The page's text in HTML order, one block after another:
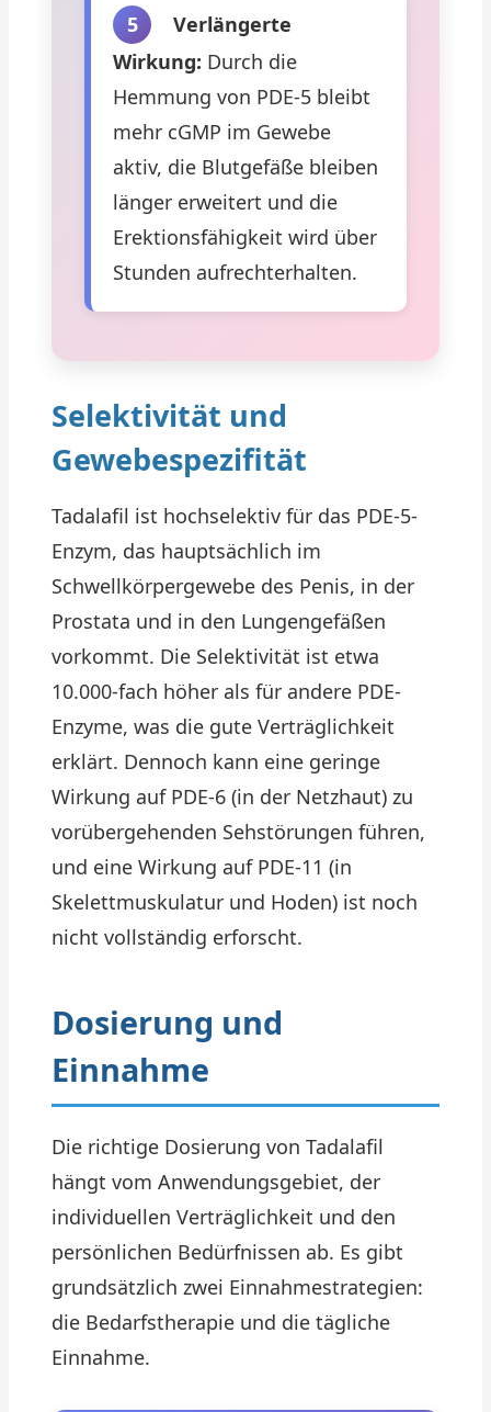
5
Verlängerte
Wirkung: Durch die
Hemmung von PDE-5 bleibt
mehr cGMP im Gewebe
aktiv, die Blutgefäße bleiben
länger erweitert und die
Erektionsfähigkeit wird über
Stunden aufrechterhalten.
Selektivität und
Gewebespezifität
Tadalafil ist hochselektiv für das PDE-5-
Enzym, das hauptsächlich im
Schwellkörpergewebe des Penis, in der
Prostata und in den Lungengefäßen
vorkommt. Die Selektivität ist etwa
10.000-fach höher als für andere PDE-
Enzyme, was die gute Verträglichkeit
erklärt. Dennoch kann eine geringe
Wirkung auf PDE-6 (in der Netzhaut) zu
vorübergehenden Sehstörungen führen,
und eine Wirkung auf PDE-11 (in
Skelettmuskulatur und Hoden) ist noch
nicht vollständig erforscht.
Dosierung und
Einnahme
Die richtige Dosierung von Tadalafil
hängt vom Anwendungsgebiet, der
individuellen Verträglichkeit und den
persönlichen Bedürfnissen ab. Es gibt
grundsätzlich zwei Einnahmestrategien:
die Bedarfstherapie und die tägliche
Einnahme.